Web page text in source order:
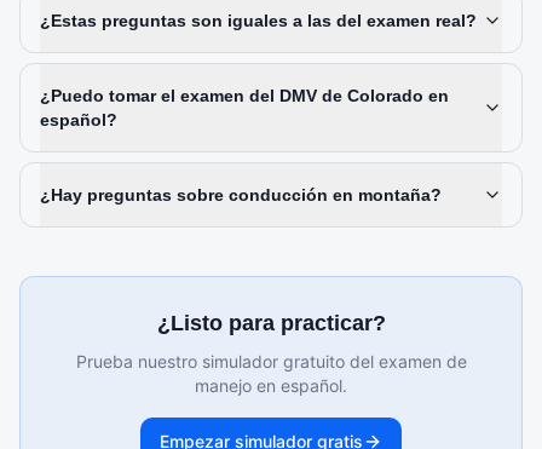
¿Estas preguntas son iguales a las del examen real?
¿Puedo tomar el examen del DMV de Colorado en
español?
¿Hay preguntas sobre conducción en montaña?
¿Listo para practicar?
Prueba nuestro simulador gratuito del examen de
manejo en español.
Empezar simulador gratis